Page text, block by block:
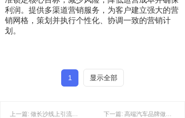
利润。提供多渠道营销服务，为客户建立强大的营
销网格，策划并执行个性化、协调一致的营销计
划。
1 显示全部